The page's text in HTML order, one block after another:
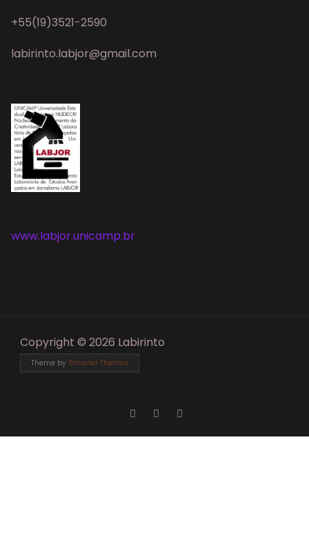
+55(19)3521-2590
labirinto.labjor@gmail.com
www.labjor.unicamp.br
Copyright © 2026 Labirinto
Theme by Smarter Themes